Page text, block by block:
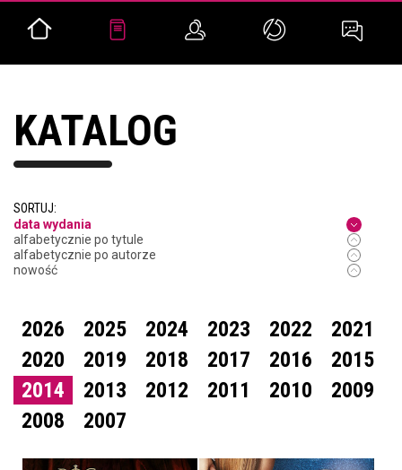
KATALOG
SORTUJ:
data wydania
alfabetycznie po tytule
alfabetycznie po autorze
nowość
2026 2025 2024 2023 2022
2021
2020
2019 2018 2017 2016
2015
2014
2013 2012 2011 2010
2009
2008
2007